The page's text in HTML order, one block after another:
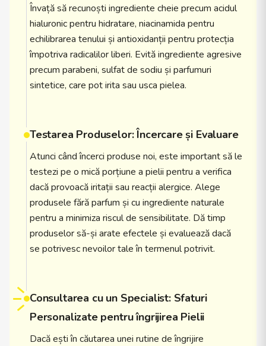
Învață să recunoști ingrediente cheie precum acidul
hialuronic pentru hidratare, niacinamida pentru
echilibrarea tenului și antioxidanții pentru protecția
împotriva radicalilor liberi. Evită ingrediente agresive
precum parabeni, sulfat de sodiu și parfumuri
sintetice, care pot irita sau usca pielea.
Testarea Produselor: Încercare și Evaluare
Atunci când încerci produse noi, este important să le
testezi pe o mică porțiune a pielii pentru a verifica
dacă provoacă iritații sau reacții alergice. Alege
produsele fără parfum și cu ingrediente naturale
pentru a minimiza riscul de sensibilitate. Dă timp
produselor să-și arate efectele și evaluează dacă
se potrivesc nevoilor tale în termenul potrivit.
Consultarea cu un Specialist: Sfaturi
Personalizate pentru îngrijirea Pielii
Dacă ești în căutarea unei rutine de îngrijire